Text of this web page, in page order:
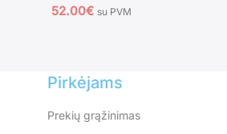
52.00€ su PVM
Pirkėjams
Prekių grąžinimas